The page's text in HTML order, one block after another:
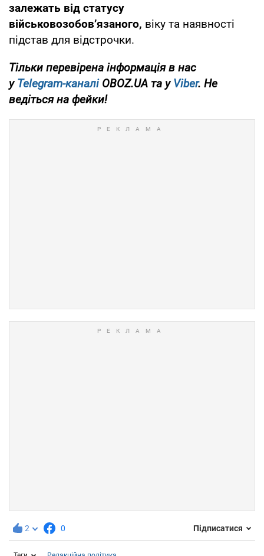
залежать від статусу
військовозобов’язаного, віку та наявності
підстав для відстрочки.
Тільки перевірена інформація в нас
уTelegram-каналіOBOZ.UA та уViber. Не
ведіться на фейки!
2 0 Підписатися